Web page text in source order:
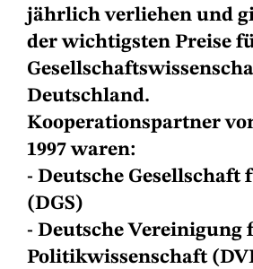
jährlich verliehen und
der wichtigsten Preise
Deutschland.
Kooperationspartner
1997 waren:
- Deutsche Gesellschaft
(DGS)
- Deutsche Vereinigung
Politikwissenschaft